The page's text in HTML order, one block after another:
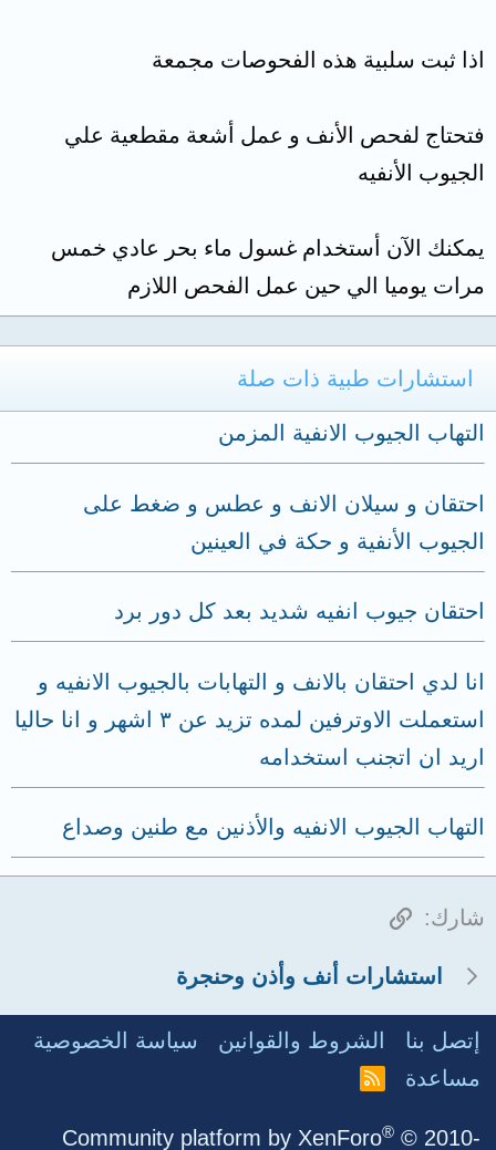
اذا ثبت سلبية هذه الفحوصات مجمعة
فتحتاج لفحص الأنف و عمل أشعة مقطعية علي
الجيوب الأنفيه
يمكنك الآن أستخدام غسول ماء بحر عادي خمس
مرات يوميا الي حين عمل الفحص اللازم
استشارات طبية ذات صلة
التهاب الجيوب الانفية المزمن
احتقان و سيلان الانف و عطس و ضغط على
الجيوب الأنفية و حكة في العينين
احتقان جيوب انفيه شديد بعد كل دور برد
انا لدي احتقان بالانف و التهابات بالجيوب الانفيه و
استعملت الاوترفين لمده تزيد عن ٣ اشهر و انا حاليا
اريد ان اتجنب استخدامه
التهاب الجيوب الانفيه والأذنين مع طنين وصداع
شارك: الرابط
استشارات أنف وأذن وحنجرة
إتصل بنا الشروط والقوانين
سياسة الخصوصية
مساعدة
R
Community platform by XenForo® © 2010-